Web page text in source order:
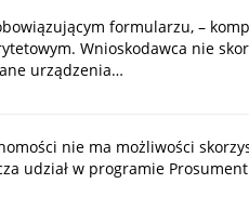
formularzu, –
Wnioskodawca nie
urządzenia…
nie ma możliwości
udział w programie